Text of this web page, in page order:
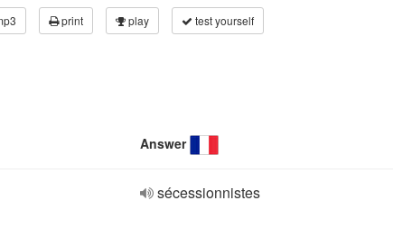
print play test yourself
Answer
sécessionnistes